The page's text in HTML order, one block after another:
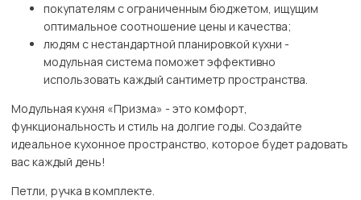
покупателям с ограниченным бюджетом, ищущим
оптимальное соотношение цены и качества;
людям с нестандартной планировкой кухни -
модульная система поможет эффективно
использовать каждый сантиметр пространства.
Модульная кухня «Призма» - это комфорт,
функциональность и стиль на долгие годы. Создайте
идеальное кухонное пространство, которое будет радовать
вас каждый день!
Петли, ручка в комплекте.